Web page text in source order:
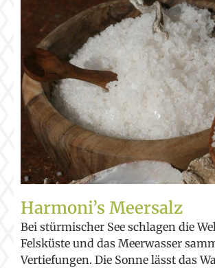
Harmoni’s Meersalz
Bei stürmischer See schlagen die
Felsküste und das Meerwasser
Vertiefungen. Die Sonne lässt das